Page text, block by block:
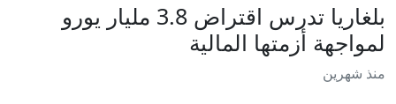
الصيدلية المركزية؟
رئيس تايوان يشارك في تدريبات ساحلية
بلغاريا تدرس اقتراض 3.8 مليار يورو
لمواجهة أزمتها المالية
منذ شهرين